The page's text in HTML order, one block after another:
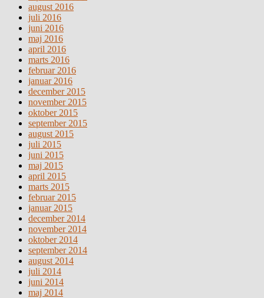
august 2016
juli 2016
juni 2016
maj 2016
april 2016
marts 2016
februar 2016
januar 2016
december 2015
november 2015
oktober 2015
september 2015
august 2015
juli 2015
juni 2015
maj 2015
april 2015
marts 2015
februar 2015
januar 2015
december 2014
november 2014
oktober 2014
september 2014
august 2014
juli 2014
juni 2014
maj 2014